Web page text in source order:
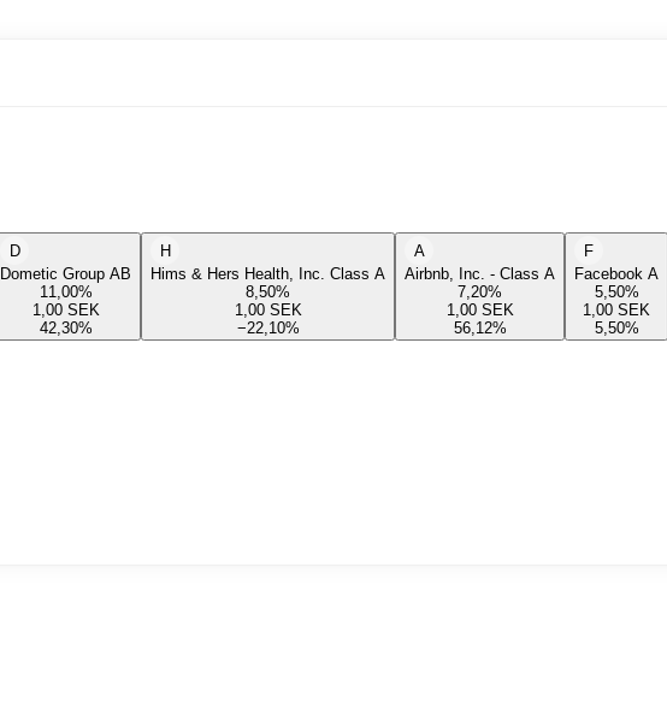
D
Dometic Group AB
11,00%
1,00 SEK
42,30%
H
Hims & Hers Health, Inc. Class A
8,50%
1,00 SEK
−22,10%
A
Airbnb, Inc. - Class A
7,20%
1,00 SEK
56,12%
F
Facebook A
5,50%
1,00 SEK
5,50%